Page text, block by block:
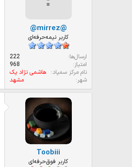
@mirrez@
کاربر نیمه‌حرفه‌ای
ارسال‌ها
222
امتیاز
968
نام مرکز سمپاد
هاشمی نژاد یک
شهر
مشهد
Toobiii
کاربر فوق‌حرفه‌ای